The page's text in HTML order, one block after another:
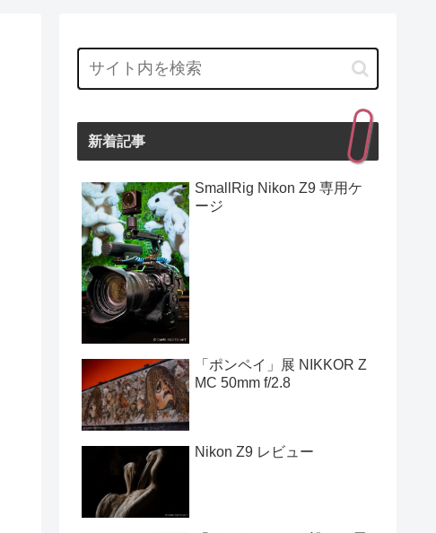
新着記事
SmallRig Nikon Z9 専用ケ
ージ
「ポンペイ」展 NIKKOR Z
MC 50mm f/2.8
Nikon Z9 レビュー